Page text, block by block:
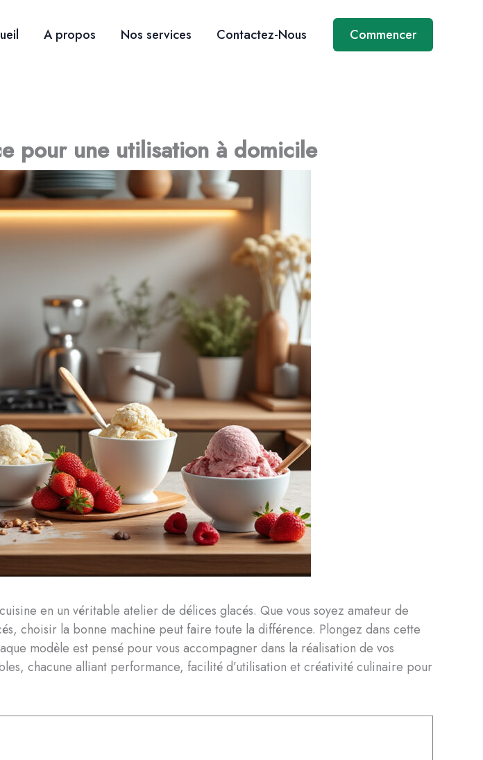
A propos Nos services Contactez-Nous Commencer
pour une utilisation à domicile
en un véritable atelier de délices glacés. Que vous soyez amateur de
choisir la bonne machine peut faire toute la différence. Plongez dans cette
modèle est pensé pour vous accompagner dans la réalisation de vos
chacune alliant performance, facilité d’utilisation et créativité culinaire pour